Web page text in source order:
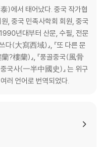
망하다 140 | 스러져간 서진 14
국 149 | 왕의 귀환 151 | 불교가
압 157 | 불교의 부흥 161 | 효
| 2대 반에 걸친 꼭두각시 171
살의 태상황 177 | 수에 길을 내
| 틈바구니를 오가다 185 | 시
189
를 이끌라 199 | ‘전쟁의 신’과
다 207 | 맥적산의 안개비 209 |
216
에서 태어났다. 중국 작가협
, 중국 민족사학회 회원, 중국
년대부터 산문, 수필, 전문
다(大寫西域)』, 『또 다른 문
?樓蘭)』, 『풍골중국(風骨
중국사(一半中國史)』 는 위구
러 언어로 번역되었다.